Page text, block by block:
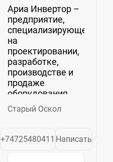
Ариа Инвертор –
предприятие,
специализирующееся
на
проектировании,
разработке,
производстве и
продаже
оборудования
для обработки
металла.
продукции
Установки
Старый Оскол
+74725480411 Написать